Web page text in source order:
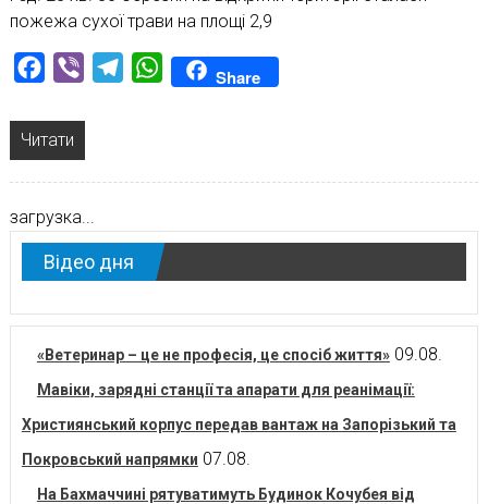
пожежа сухої трави на площі 2,9
Facebook
Viber TelegramWhatsAppShare
Читати
загрузка...
Відео дня
«Ветеринар – це не професія, це спосіб життя» 09.08.
Мавіки, зарядні станції та апарати для реанімації:
Християнський корпус передав вантаж на Запорізький та
Покровський напрямки 07.08.
На Бахмаччині рятуватимуть Будинок Кочубея від